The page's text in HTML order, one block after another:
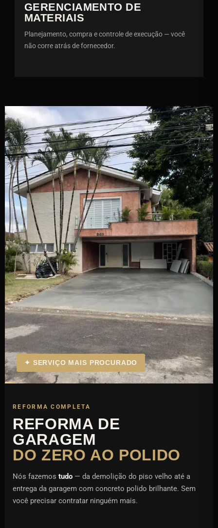
GERENCIAMENTO DE
MATERIAIS
Planejamento, compra e controle de execução — você
não corre atrás de fornecedor.
✦ SERVIÇO MAIS PROCURADO
REFORMA COMPLETA
REFORMA DE
GARAGEM
DO ZERO AO POLIDO
Nós fazemos tudo — da demolição do piso velho até a
entrega da garagem com concreto polido brilhante. Sem
você precisar contratar ninguém mais.